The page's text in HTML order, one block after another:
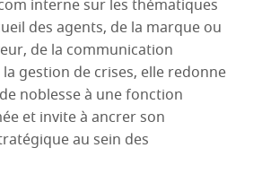
interne sur les thématiques
des agents, de la marque ou
de la communication
gestion de crises, elle redonne
noblesse à une fonction
et invite à ancrer son
au sein des